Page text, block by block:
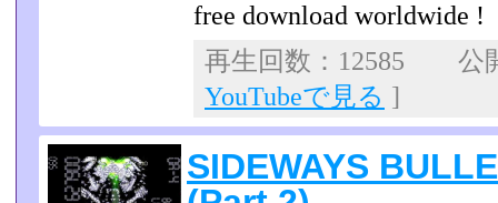
free download worldwide !
再生回数：12585 公
YouTubeで見る ]
SIDEWAYS